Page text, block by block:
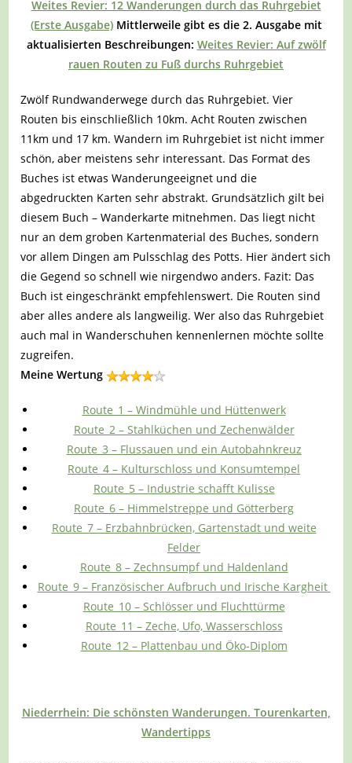
Weites Revier: 12 Wanderungen durch das Ruhrgebiet
(Erste Ausgabe)Mittlerweile gibt es die 2. Ausgabe mit
aktualisierten Beschreibungen: Weites Revier: Auf zwölf
rauen Routen zu Fuß durchs Ruhrgebiet
Zwölf Rundwanderwege durch ­das Ruhrgebiet. Vier
Routen bis einschließlich 10km. Acht Routen zwischen
11km und 17 km. Wandern im Ruhrgebiet ist nicht immer
schön, aber meistens sehr interessant. Das Format des
Buches ist etwas Wanderungeeignet und die
abgedruckten Karten sehr abstrakt. Grundsätzlich gilt bei
diesem Buch – Wanderkarte mitnehmen. Das liegt nicht
nur an dem groben Kartenmaterial des Buches, sondern
vor allem Dingen am Pulsschlag des Potts. Hier ändert sich
die Gegend so schnell wie nirgendwo anders. Fazit: Das
Buch ist eingeschränkt empfehlenswert. Die Routen sind
aber alles andere als langweilig. Wer also das Ruhrgebiet
auch mal in Wanderschuhen kennenlernen möchte sollte
zugreifen.
Meine Wertung
Route_1 – Windmühle und Hüttenwerk
Route_2 – Stahlküchen und Zechenwälder
Route_3 – Flussauen und ein Autobahnkreuz
Route_4 – Kulturschloss und Konsumtempel
Route_5 – Industrie schafft Kulisse
Route_6 – Himmelstreppe und Götterberg
Route_7 – Erzbahnbrücken, Gartenstadt und weite
Felder
Route_8 – Zechnsumpf und Haldenland
Route_9 – Französischer Aufbruch und Irische Kargheit
Route_10 – Schlösser und Fluchttürme
Route_11 – Zeche, Ufo, Wasserschloss
Route_12 – Plattenbau und Öko-Diplom
Niederrhein: Die schönsten Wanderungen. Tourenkarten,
Wandertipps